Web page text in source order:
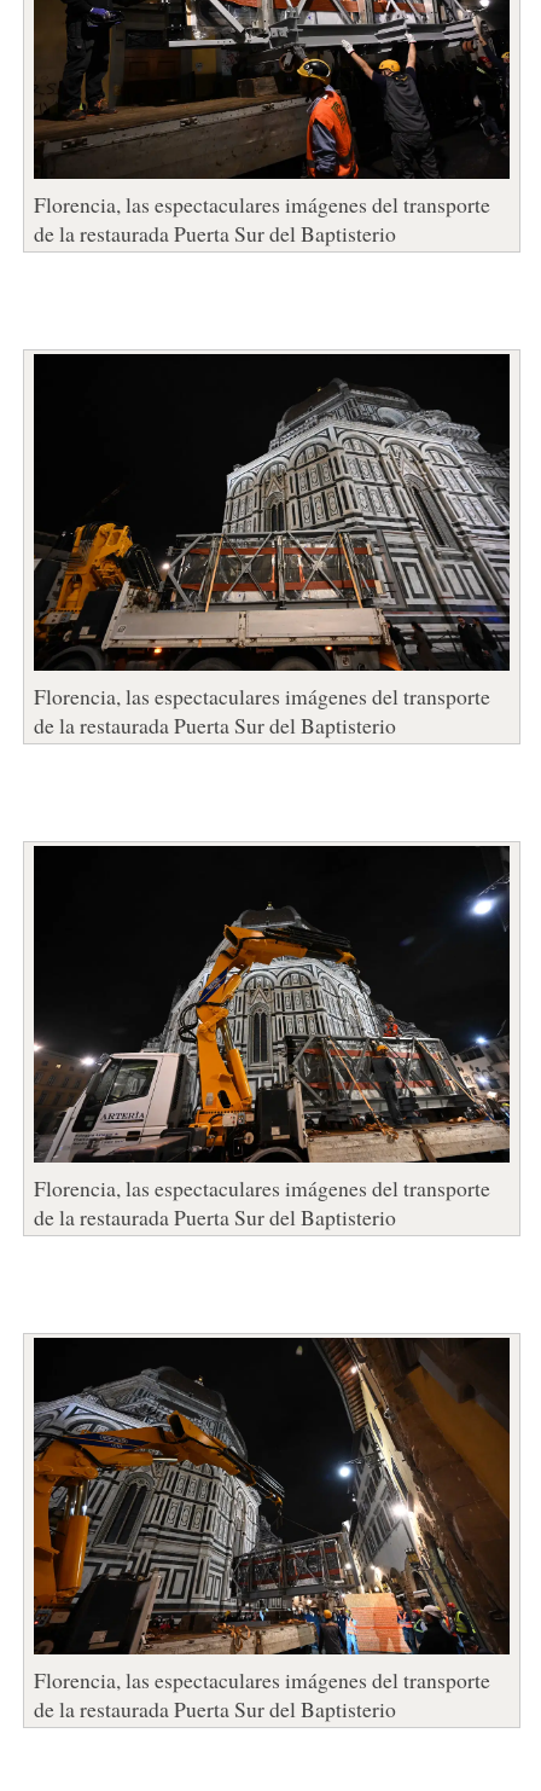
Florencia, las espectaculares imágenes del transporte
de la restaurada Puerta Sur del Baptisterio
Florencia, las espectaculares imágenes del transporte
de la restaurada Puerta Sur del Baptisterio
Florencia, las espectaculares imágenes del transporte
de la restaurada Puerta Sur del Baptisterio
Florencia, las espectaculares imágenes del transporte
de la restaurada Puerta Sur del Baptisterio